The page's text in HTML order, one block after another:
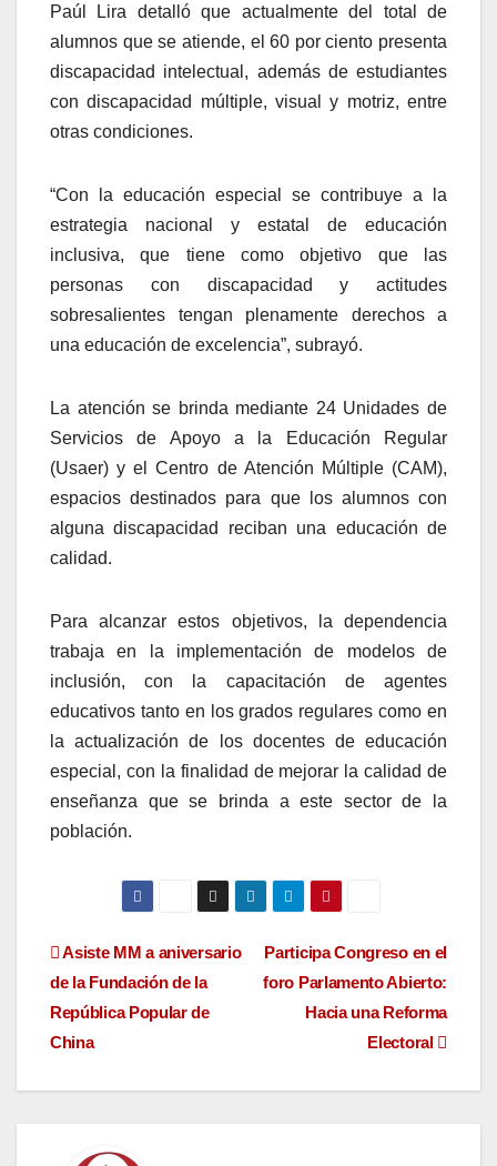
Paúl Lira detalló que actualmente del total de
alumnos que se atiende, el 60 por ciento presenta
discapacidad intelectual, además de estudiantes
con discapacidad múltiple, visual y motriz, entre
otras condiciones.
“Con la educación especial se contribuye a la
estrategia nacional y estatal de educación
inclusiva, que tiene como objetivo que las
personas con discapacidad y actitudes
sobresalientes tengan plenamente derechos a
una educación de excelencia”, subrayó.
La atención se brinda mediante 24 Unidades de
Servicios de Apoyo a la Educación Regular
(Usaer) y el Centro de Atención Múltiple (CAM),
espacios destinados para que los alumnos con
alguna discapacidad reciban una educación de
calidad.
Para alcanzar estos objetivos, la dependencia
trabaja en la implementación de modelos de
inclusión, con la capacitación de agentes
educativos tanto en los grados regulares como en
la actualización de los docentes de educación
especial, con la finalidad de mejorar la calidad de
enseñanza que se brinda a este sector de la
población.
Navegación
de
entradas
Participa Congreso en el
foro Parlamento Abierto:
Hacia una Reforma
Electoral
Asiste MM a aniversario
de la Fundación de la
República Popular de
China